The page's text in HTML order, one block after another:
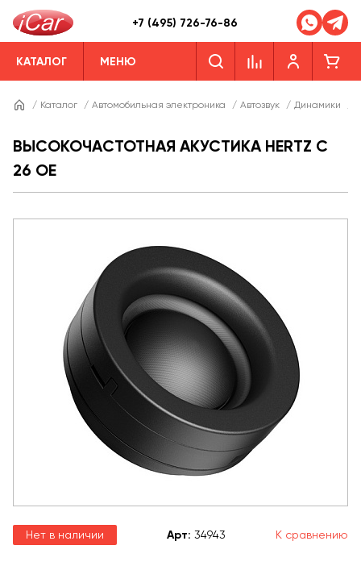
+7 (495) 726-76-86
КАТАЛОГ МЕНЮ
/ Каталог / Автомобильная электроника / Автозвук / Динамики
ВЫСОКОЧАСТОТНАЯ АКУСТИКА HERTZ C
26 OE
Нет в наличии Арт: 34943 К сравнению